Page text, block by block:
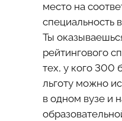
место на
специальность
Ты
рейтингового
тех, у кого 300
льготу можно
в одном вузе и